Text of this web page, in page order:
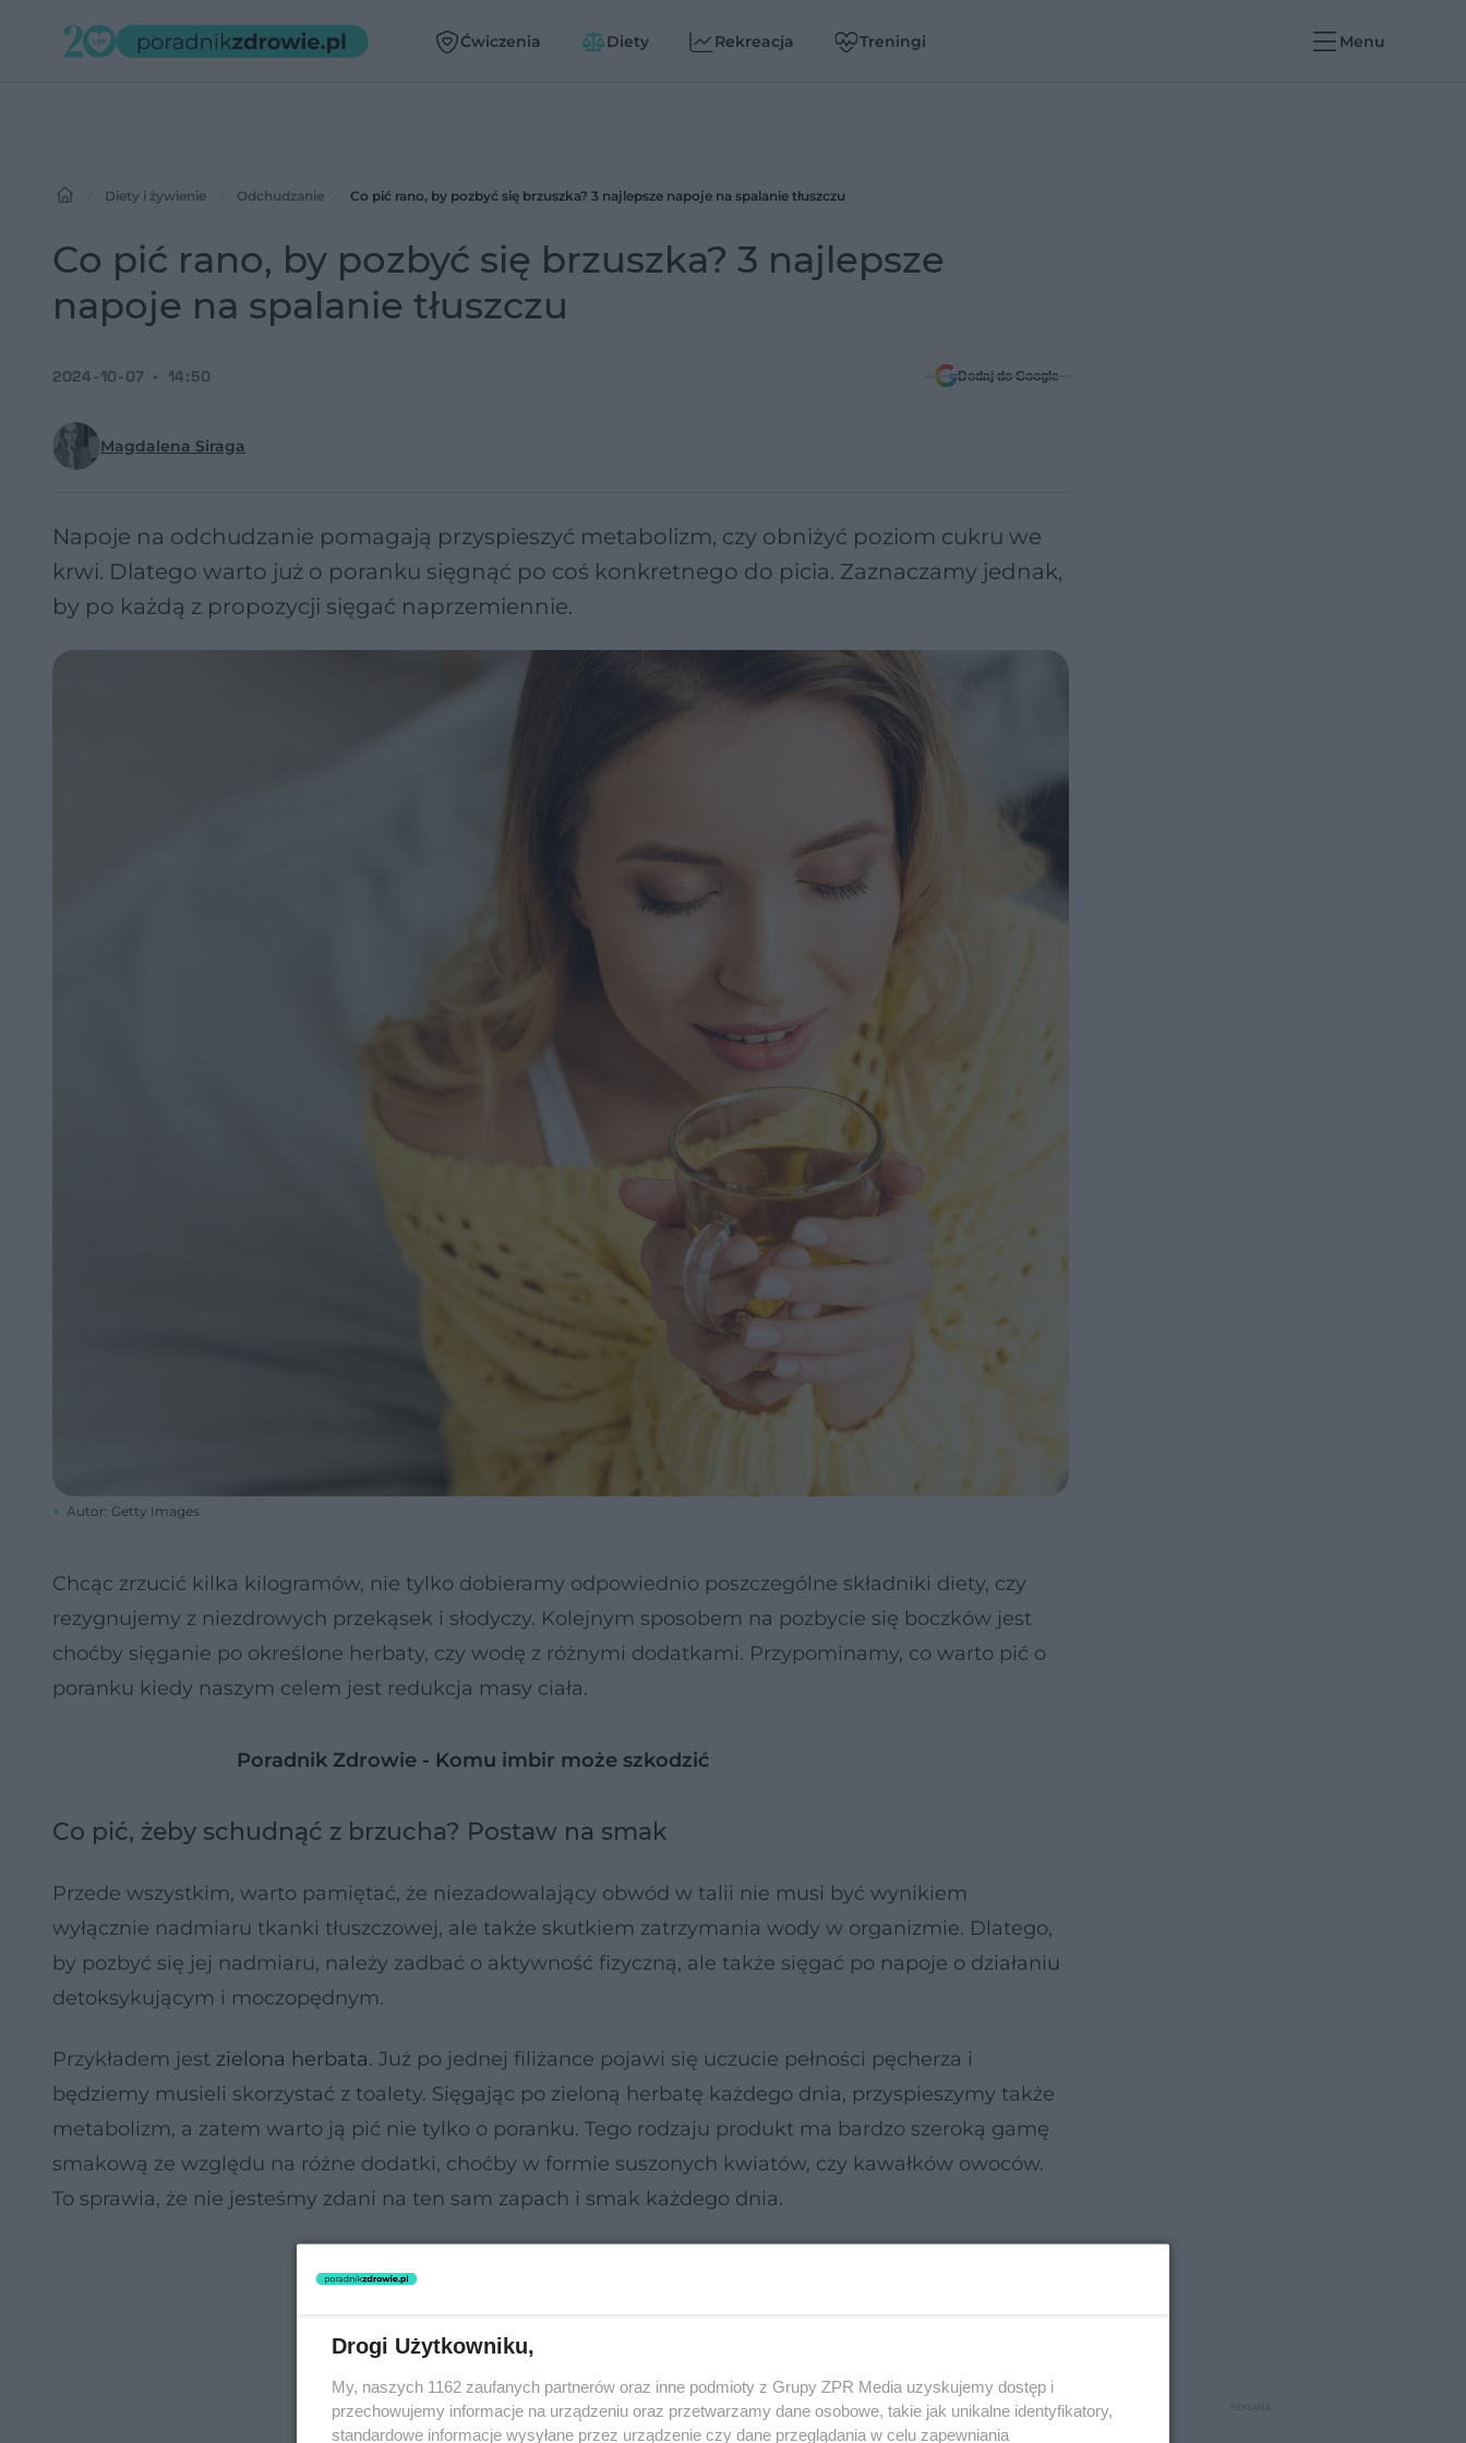
Ćwiczenia Diety Rekreacja Treningi Menu
Diety i żywienie Odchudzanie Co pić rano, by pozbyć się brzuszka? 3 najlepsze napoje na spalanie tłuszczu
Co pić rano, by pozbyć się brzuszka? 3 najlepsze
napoje na spalanie tłuszczu
Magdalena Siraga
2024-10-07 14:50 Dodaj do Google
Napoje na odchudzanie pomagają przyspieszyć metabolizm, czy obniżyć poziom cukru we
krwi. Dlatego warto już o poranku sięgnąć po coś konkretnego do picia. Zaznaczamy jednak,
by po każdą z propozycji sięgać naprzemiennie.
Autor: Getty Images
Chcąc zrzucić kilka kilogramów, nie tylko dobieramy odpowiednio poszczególne składniki diety, czy
rezygnujemy z niezdrowych przekąsek i słodyczy. Kolejnym sposobem na pozbycie się boczków jest
choćby sięganie po określone herbaty, czy wodę z różnymi dodatkami. Przypominamy, co warto pić o
poranku kiedy naszym celem jest redukcja masy ciała.
Poradnik Zdrowie - Komu imbir może szkodzić
Co pić, żeby schudnąć z brzucha? Postaw na smak
Przede wszystkim, warto pamiętać, że niezadowalający obwód w talii nie musi być wynikiem
wyłącznie nadmiaru tkanki tłuszczowej, ale także skutkiem zatrzymania wody w organizmie. Dlatego,
by pozbyć się jej nadmiaru, należy zadbać o aktywność fizyczną, ale także sięgać po napoje o działaniu
detoksykującym i moczopędnym.
Przykładem jest zielona herbata. Już po jednej filiżance pojawi się uczucie pełności pęcherza i
będziemy musieli skorzystać z toalety. Sięgając po zieloną herbatę każdego dnia, przyspieszymy także
metabolizm, a zatem warto ją pić nie tylko o poranku. Tego rodzaju produkt ma bardzo szeroką gamę
smakową ze względu na różne dodatki, choćby w formie suszonych kwiatów, czy kawałków owoców.
To sprawia, że nie jesteśmy zdani na ten sam zapach i smak każdego dnia.
Drogi Użytkowniku,
My, naszych 1162 zaufanych partnerów oraz inne podmioty z Grupy ZPR Media uzyskujemy dostęp i
przechowujemy informacje na urządzeniu oraz przetwarzamy dane osobowe, takie jak unikalne identyfikatory,
standardowe informacje wysyłane przez urządzenie czy dane przeglądania w celu zapewniania